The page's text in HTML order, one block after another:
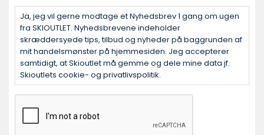
(PÅKRÆVET)
Ja, jeg vil gerne modtage et Nyhedsbrev 1 gang om ugen
fra SKIOUTLET. Nyhedsbrevene indeholder
skræddersyede tips, tilbud og nyheder på baggrunden af
mit handelsmønster på hjemmesiden. Jeg accepterer
samtidigt, at Skioutlet må gemme og dele mine data jf.
Skioutlets cookie- og privatlivspolitik.